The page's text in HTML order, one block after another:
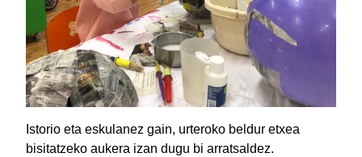
Istorio eta eskulanez gain, urteroko beldur etxea
bisitatzeko aukera izan dugu bi arratsaldez.